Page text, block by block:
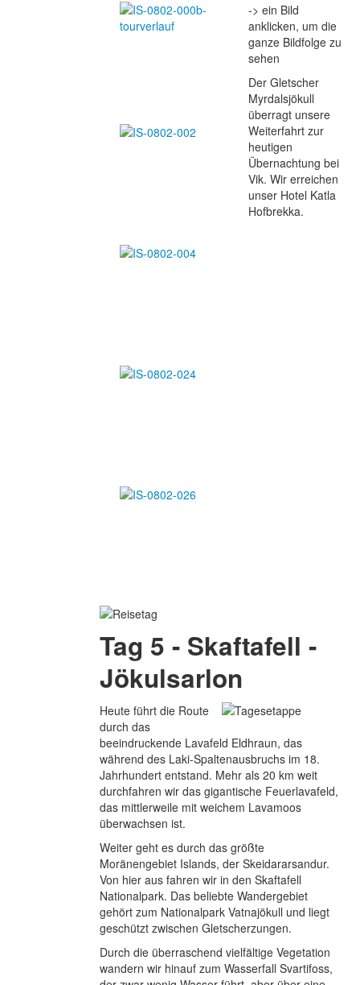
-> ein Bild
anklicken, um die
ganze Bildfolge zu
sehen
Der Gletscher
Myrdalsjökull
überragt unsere
Weiterfahrt zur
heutigen
Übernachtung bei
Vik. Wir erreichen
unser Hotel Katla
Hofbrekka.
Tag 5 - Skaftafell -
Jökulsarlon
Heute führt die Route
durch das
beeindruckende Lavafeld Eldhraun, das
während des Laki-Spaltenausbruchs im 18.
Jahrhundert entstand. Mehr als 20 km weit
durchfahren wir das gigantische Feuerlavafeld,
das mittlerweile mit weichem Lavamoos
überwachsen ist.
Weiter geht es durch das größte
Moränengebiet Islands, der Skeidararsandur.
Von hier aus fahren wir in den Skaftafell
Nationalpark. Das beliebte Wandergebiet
gehört zum Nationalpark Vatnajökull und liegt
geschützt zwischen Gletscherzungen.
Durch die überraschend vielfältige Vegetation
wandern wir hinauf zum Wasserfall Svartifoss,